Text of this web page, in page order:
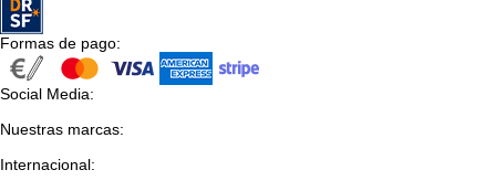
Formas de pago:
Social Media:
Nuestras marcas:
Internacional: